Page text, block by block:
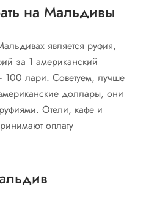
на Мальдивы
является руфия,
за 1 американский
лари. Советуем, лучше
доллары, они
Отели, кафе и
оплату